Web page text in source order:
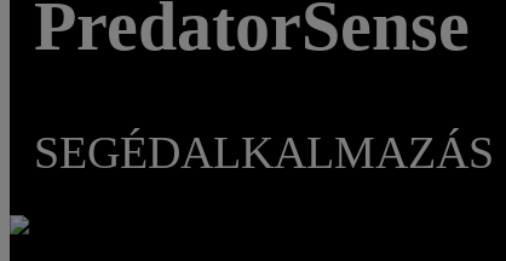
PredatorSense
SEGÉDALKALMAZÁS